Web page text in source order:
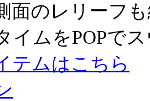
面のレリーフ
イムをPOPで
テムはこちら